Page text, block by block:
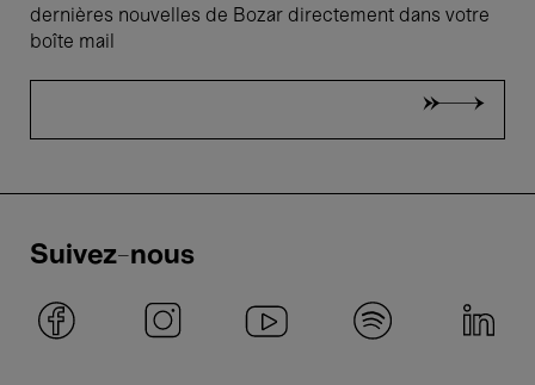
dernières nouvelles de Bozar directement dans votre
boîte mail
Suivez-nous